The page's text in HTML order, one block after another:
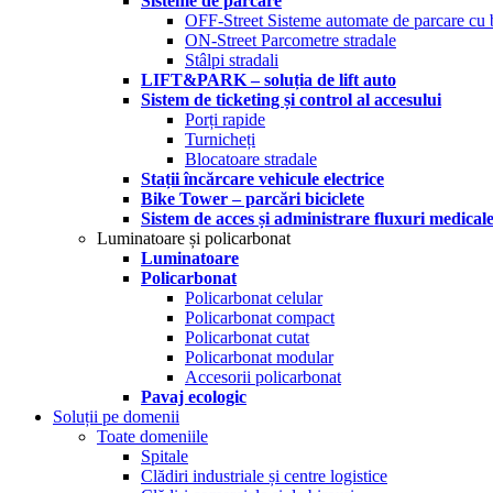
OFF-Street Sisteme automate de parcare cu
ON-Street Parcometre stradale
Stâlpi stradali
LIFT&PARK – soluția de lift auto
Sistem de ticketing și control al accesului
Porți rapide
Turnicheți
Blocatoare stradale
Stații încărcare vehicule electrice
Bike Tower – parcări biciclete
Sistem de acces și administrare fluxuri medicale
Luminatoare și policarbonat
Luminatoare
Policarbonat
Policarbonat celular
Policarbonat compact
Policarbonat cutat
Policarbonat modular
Accesorii policarbonat
Pavaj ecologic
Soluții pe domenii
Toate domeniile
Spitale
Clădiri industriale și centre logistice